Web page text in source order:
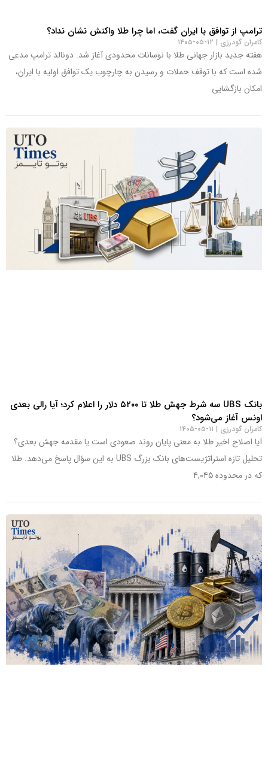
ترامپ از توافق با ایران گفت، اما چرا طلا واکنش نشان نداد؟
کامران گودرزی ۱۲-۰۵-۱۴۰۵
هفته جدید بازار جهانی طلا با نوسانات محدودی آغاز شد. دونالد ترامپ مدعی
شده است که با توقف حملات و رسیدن به چارچوب یک توافق اولیه با ایران،
امکان بازگشایی
بانک UBS سه شرط جهش طلا تا ۵۲۰۰ دلار را اعلام کرد؛ آیا رالی بعدی
اونس آغاز می‌شود؟
کامران گودرزی ۱۱-۰۵-۱۴۰۵
آیا اصلاح اخیر طلا به معنی پایان روند صعودی است یا مقدمه جهش بعدی؟
تحلیل تازه استراتژیست‌های بانک بزرگ UBS به این سؤال پاسخ می‌دهد. طلا
که در محدوده ۴,۰۴۵